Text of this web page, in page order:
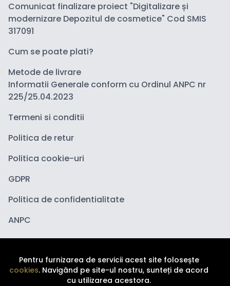
Comunicat finalizare proiect "Digitalizare și
modernizare Depozitul de cosmetice" Cod SMIS
317091
Cum se poate plati?
Metode de livrare
Informatii Generale conform cu Ordinul ANPC nr
225/25.04.2023
Termeni si conditii
Politica de retur
Politica cookie-uri
GDPR
Politica de confidentialitate
ANPC
Pentru furnizarea de servicii acest site folosește
cookies. Navigând pe site-ul nostru, sunteți de acord
cu utilizarea acestora.